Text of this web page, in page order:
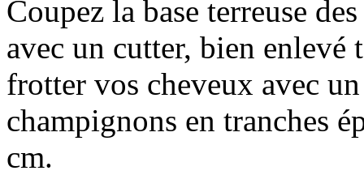
Coupez la base terreuse
avec un cutter, bien enlevé
frotter vos cheveux avec
champignons en tranches
cm.